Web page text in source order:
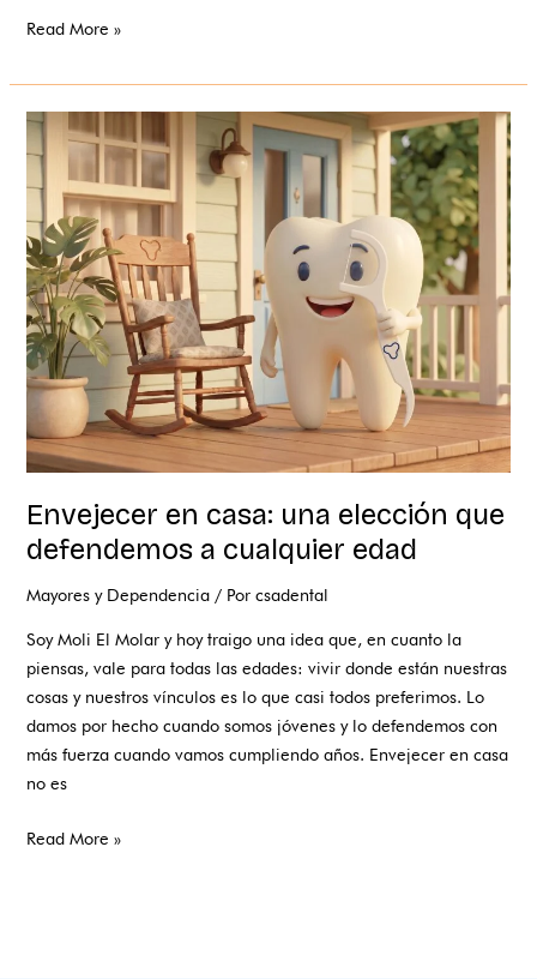
Read More »
Envejecer en casa: una elección que
defendemos a cualquier edad
Mayores y Dependencia / Porcsadental
Soy Moli El Molar y hoy traigo una idea que, en cuanto la
piensas, vale para todas las edades: vivir donde están nuestras
cosas y nuestros vínculos es lo que casi todos preferimos. Lo
damos por hecho cuando somos jóvenes y lo defendemos con
más fuerza cuando vamos cumpliendo años. Envejecer en casa
no es
Envejecer
en
casa:
una
elección
que
defendemos
a
cualquier
edad
Read More »